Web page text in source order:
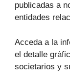
publicadas a
entidades
Acceda a la
el detalle
societarios y